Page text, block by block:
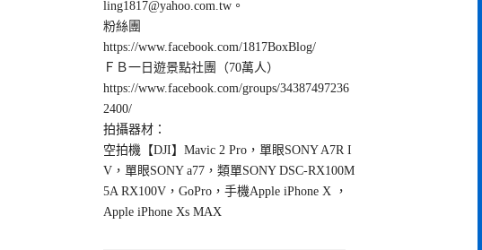
ling1817@yahoo.com.tw 。
粉絲團
https://www.facebook.com/1817BoxBlog/
ＦＢ一日遊景點社團（70萬人）
https://www.facebook.com/groups/34387497236
2400/
拍攝器材：
空拍機【DJI】Mavic 2 Pro，單眼SONY A7R I
V，單眼SONY a77，類單SONY DSC-RX100M
5A RX100V，GoPro，手機Apple iPhone X ，
Apple iPhone Xs MAX